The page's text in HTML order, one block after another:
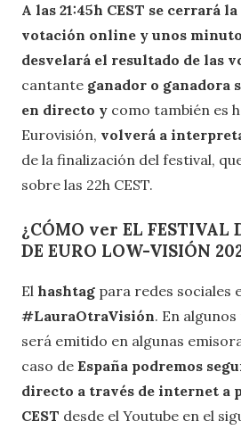
A las 21:45h CEST se cerrará
votación online y unos
desvelará el resultado de las
cantante ganador o ganadora
en directo y como también es
Eurovisión, volverá a
de la finalización del festival,
sobre las 22h CEST.
¿CÓMO ver EL FESTIVAL
DE EURO LOW-VISIÓN
El hashtag para redes sociales
#LauraOtraVisión. En
será emitido en algunas
caso de España podremos
directo a través de internet a
CEST desde el Youtube en el